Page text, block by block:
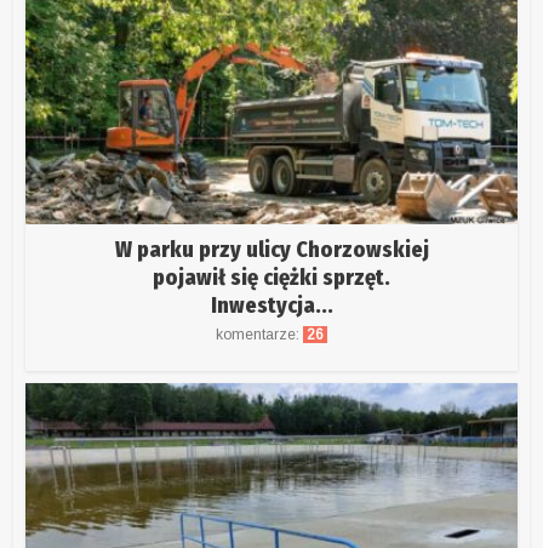
W parku przy ulicy Chorzowskiej
pojawił się ciężki sprzęt.
Inwestycja...
komentarze: 26